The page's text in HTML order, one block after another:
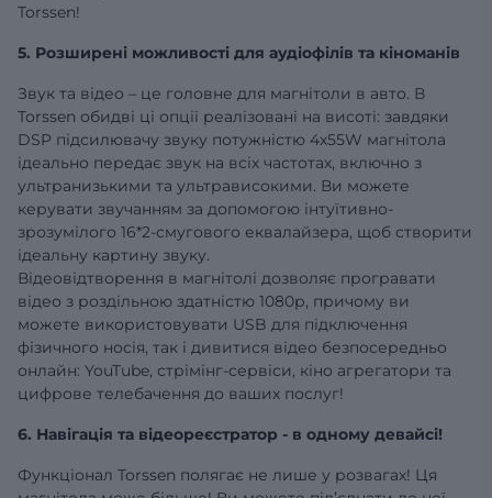
Torssen!
5. Розширені можливості для аудіофілів та кіноманів
Звук та відео – це головне для магнітоли в авто. В
Torssen обидві ці опції реалізовані на висоті: завдяки
DSP підсилювачу звуку потужністю 4х55W магнітола
ідеально передає звук на всіх частотах, включно з
ультранизькими та ультрависокими. Ви можете
керувати звучанням за допомогою інтуїтивно-
зрозумілого 16*2-смугового еквалайзера, щоб створити
ідеальну картину звуку.
Відеовідтворення в магнітолі дозволяє програвати
відео з роздільною здатністю 1080р, причому ви
можете використовувати USB для підключення
фізичного носія, так і дивитися відео безпосередньо
онлайн: YouTube, стрімінг-сервіси, кіно агрегатори та
цифрове телебачення до ваших послуг!
6. Навігація та відеореєстратор - в одному девайсі!
Функціонал Torssen полягає не лише у розвагах! Ця